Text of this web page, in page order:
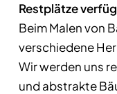
Restplätze
Beim Malen von
verschiedene
Wir werden uns
und abstrakte